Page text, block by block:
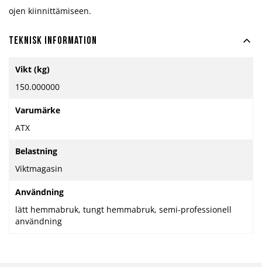
ojen kiinnittämiseen.
Teknisk information
information
Vikt (kg)
150.000000
Varumärke
ATX
Belastning
Viktmagasin
Användning
lätt hemmabruk, tungt hemmabruk, semi-professionell
användning